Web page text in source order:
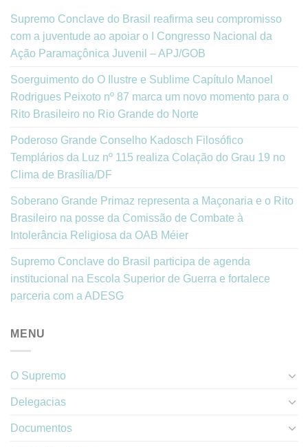
Supremo Conclave do Brasil reafirma seu compromisso
com a juventude ao apoiar o I Congresso Nacional da
Ação Paramaçônica Juvenil – APJ/GOB
Soerguimento do O Ilustre e Sublime Capítulo Manoel
Rodrigues Peixoto nº 87 marca um novo momento para o
Rito Brasileiro no Rio Grande do Norte
Poderoso Grande Conselho Kadosch Filosófico
Templários da Luz nº 115 realiza Colação do Grau 19 no
Clima de Brasília/DF
Soberano Grande Primaz representa a Maçonaria e o Rito
Brasileiro na posse da Comissão de Combate à
Intolerância Religiosa da OAB Méier
Supremo Conclave do Brasil participa de agenda
institucional na Escola Superior de Guerra e fortalece
parceria com a ADESG
MENU
O Supremo
Delegacias
Documentos